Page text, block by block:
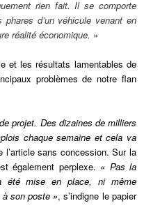
rien fait. Il se comporte
d’un véhicule venant en
réalité économique. »
et les résultats lamentables de
problèmes de notre flan
projet. Des dizaines de milliers
chaque semaine et cela va
l’article sans concession. Sur la
également perplexe. « Pas la
été mise en place, ni même
son poste », s’indigne le papier